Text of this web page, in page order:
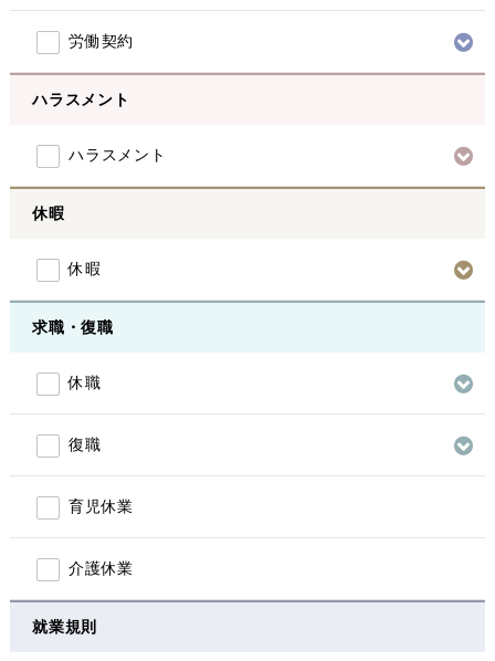
労働契約
ハラスメント
ハラスメント
休暇
休暇
求職・復職
休職
復職
育児休業
介護休業
就業規則